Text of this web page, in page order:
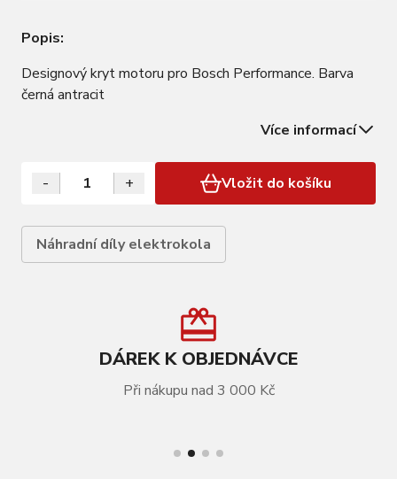
Popis:
Designový kryt motoru pro Bosch Performance. Barva
černá antracit
Více informací
- + Vložit do košíku
Náhradní díly elektrokola
DÁREK K OBJEDNÁVCE
Při nákupu nad 3 000 Kč